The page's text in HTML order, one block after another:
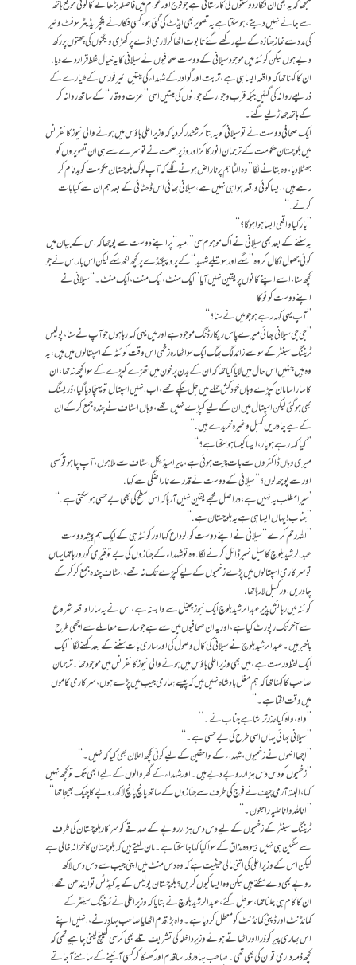
سمجھا کہ یہ بھی ان فنکار دوستوں کی کارستانی ہے جو فوج اور عوام میں فاصلہ بڑھانے کا کوئی موقع ہاتھ
سے جانے نہیں دیتے، ہوسکتا ہے یہ تصویر بھی ایڈٹ کی گئی ہو، کسی فنکار نے پکچر ایڈیٹر سوفٹ وئیر
کی مدد سے نماز جنازہ کے لیے رکھے گئے تابوت اٹھا کر لاری اڈے پر کھڑی ویگنوں کی چھتوں پر رکھ
دیے ہوں لیکن کوئٹہ میں موجود سیلانی کے دوست صحافیوں نے سیلانی کا یہ خیال غلط قرار دے دیا.
ان کا کہنا تھا کہ واقعہ ایسا ہی ہے، تربت اور گوادر کے شہداء کی میتیں ائیرفورس کے طیارے کے
ذریعے روانہ کی گئیں جبکہ قرب و جوار کے جوانوں کی میتیں اسی ’’عزت و وقار‘‘ کے ساتھ روانہ کر
کے ہاتھ جھاڑ لیے گئے۔
ایک صحافی دوست نے تو سیلانی کو یہ بتا کر ششدر کردیا کہ وزیر اعلی ہاؤس میں ہونے والی نیوز کانفرنس
میں بلوچستان حکومت کے ترجمان انور کاکڑ اور وزیر صحت نے تو سرے سے ہی ان تصویروں کو
جھٹلا دیا، وہ بتانے لگا ’’وہ الٹا ہم پر ناراض ہونے لگے کہ آپ لوگ بلوچستان حکومت کو بدنام کر
رہے ہیں، ایسا کوئی واقعہ ہوا ہی نہیں ہے، سیلانی بھائی اس ڈھٹائی کے بعد ہم ان سے کیا بات
کرتے.‘‘
’’یار کیا واقعی ایسا ہوا ہوگا؟‘‘
یہ سننے کے بعد بھی سیلانی نے اک موہوم سی’’ امید‘‘ پر اپنے دوست سے پوچھا کہ اس کے بیان میں
کوئی جھول نکال کر وہ’’ سگے اور سوتیلے شہید‘‘ کے پروپیگنڈے پر کچھ لکھ سکے لیکن اس بار اس نے جو
کچھ سنا، اسے اپنے کانوں پر یقین نہیں آیا ’’ایک منٹ، ایک منٹ، ایک منٹ۔‘‘سیلانی نے
اپنے دوست کو ٹوکا
’’آپ یہی کہہ رہے ہو جو میں نے سنا؟‘‘
’’جی جی سیلانی بھائی میرے پاس ریکارڈنگ موجود ہے اور میں یہی کہہ رہا ہوں جو آپ نے سنا، پولیس
ٹریننگ سینٹر کے سو سے زائد لگ بھگ ایک سو اٹھارہ زخمی اس وقت کوئٹہ کے اسپتالوں میں ہیں، یہ
وہ ہیں جنہیں اس حال میں لایا گیا تھا کہ ان کے بدن پر خون میں لتھڑے کپڑے کے سوا کچھ نہ تھا، ان
کاسارا سامان کپڑے وہاں خودکش حملے میں جل چکے تھے، اب انہیں اسپتال تو پہنچا دیا گیا، ڈریسنگ
بھی ہو گئی لیکن اسپتال میں ان کے لیے کپڑے نہیں تھے، وہاں اسٹاف نے چندہ جمع کرکے ان
کے لیے چادریں کمبل وغیرہ خریدے ہیں.‘‘
’’کیا کہہ رہے ہو یار، ایسا کیسا ہوسکتا ہے؟‘‘
میری وہاں ڈاکٹروں سے بات چیت ہوئی ہے، پیرا میڈیکل اسٹاف سے ملا ہوں، آپ چاہو تو کسی
اور سے پوچھ لوں؟‘‘سیلانی کے دوست نے قدرے ناراضگی سے کہا.
’میرا مطلب یہ نہیں ہے، دراصل مجھے یقین نہیں آرہا کہ اس سطح کی بھی بےحسی ہو سکتی ہے.‘‘
’’جناب! یہاں ایسا ہی ہے یہ بلوچستان ہے.‘‘
’’اللہ رحم کرے‘‘سیلانی نے اپنے دوست کو الوداع کہا اور کوئٹہ ہی کے ایک ہم پیشہ دوست
عبدالرشید بلوچ کا سیل نمبر ڈائل کرنے لگا. وہ تو شہداء کے جنازوں کی بےتوقیری کو رو رہا تھا یہاں
تو سرکاری اسپتالوں میں پڑے زخمیوں کے لیے کپڑے تک نہ تھے، اسٹاف چندہ جمع کرکر کے
چادریں اور کمبل لا رہا تھا.
کوئٹہ میں رہائش پذیرعبدالرشید بلوچ ایک نیوز چینل سے وابستہ ہے، اس نے یہ سارا واقعہ شروع
سے آخر تک رپورٹ کیا ہے، اور یہ ان صحافیوں میں سے ہے جو سارے معاملے سے اچھی طرح
باخبر ہیں۔ عبدالرشید بلوچ نے سیلانی کی کال وصول کی اور ساری بات سننے کے بعد کہنے لگا ’’ایک
ایک لفظ درست ہے، میں بھی وزیر اعلی ہاؤس میں ہونے والی نیوز کانفرنس میں موجود تھا۔ ترجمان
صاحب کا کہنا تھا کہ ہم مغل بادشاہ نہیں ہیں کہ پیسے ہماری جیب میں پڑے ہوں، سرکاری کاموں
میں وقت لگتا ہے۔‘‘
’’واہ، واہ کیا عذر تراشا ہے جناب نے۔‘‘
’’سیلانی بھائی یہاں اسی طرح کی بے حسی ہے۔‘‘
’’اچھا انہوں نے زخمیوں، شہداء کے لواحقین کے لیے کوئی کچھ اعلان بھی کیا کہ نہیں۔‘‘
’’زخمیوں کودس دس ہزار روپے دیے ہیں۔ اور شہداء کے گھر والوں کے لیے ابھی تک تو کچھ نہیں
کہا، البتہ آرمی چیف نے فوج کی طرف سے جنازوں کے ساتھ پانچ پانچ لاکھ روپے کا چیک بھیجا تھا‘‘
’’اناللہ وانا علیہ راجعون۔‘‘
ٹریننگ سینٹر کے زخمیوں کے لیے دس دس ہزار روپے کے صدقے کو سرکار بلوچستان کی طرف
سے سنگین ہی نہیں بیہودہ مذاق کے سوا کیا کہا جا سکتا ہے۔ مان لیتے ہیں کہ بلوچستان کا خزانہ خالی ہے
لیکن اس کے وزیر اعلی کی اتنی مالی حیثیت ہے کہ وہ دس منٹ میں اپنی جیب سے دس دس لاکھ
روپے بھی دے سکتے ہیں لیکن وہ ایسا کیوں کریں؟ بلوچستان پولیس کے یہ کیڈٹس تو ایندھن تھے،
ان کا کام ہی جلنا تھا، سو جل گئے، عبدالرشید بلوچ نے بتایا کہ وزیر اعلی نے ٹریننگ سینٹر کے
کمانڈنٹ اور ڈپٹی کمانڈنٹ کو معطل کر دیا ہے۔ واہ بڑا قدم اٹھایا صاحب بہادر نے، انہیں اپنے
اس بھاری پیر کو ذرا اور اٹھاتے ہوئے وزیر داخلہ کی تشریف تلے بھی کرسی کھینچ لینی چاہیے تھی کہ
کچھ ذمہ داری تو ان کی بھی تھی۔ صاحب بہادر ذرا سا قدم اور کھسکا کر کسی آئینے کے سامنے آجاتے